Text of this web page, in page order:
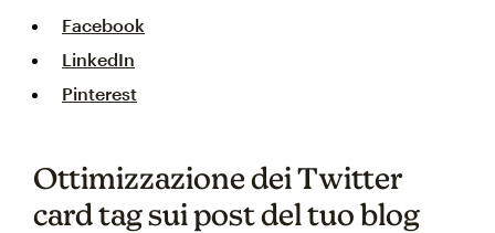
Facebook
LinkedIn
Pinterest
Ottimizzazione dei Twitter
card tag sui post del tuo blog